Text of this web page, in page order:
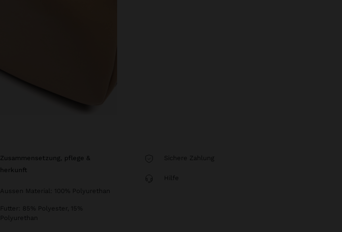
zusammensetzung, pflege &
herkunft
Aussen Material: 100% Polyurethan
Futter: 85% Polyester, 15%
Polyurethan
Sichere Zahlung
Hilfe